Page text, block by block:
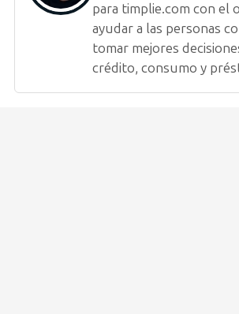
para timplie.com con el
ayudar a las personas
tomar mejores
crédito, consumo y